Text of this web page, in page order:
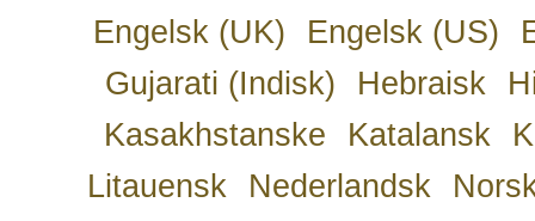
Engelsk (UK)
Engelsk (US)
Gujarati (Indisk)
Hebraisk
Kasakhstanske
Katalansk
Litauensk
Nederlandsk